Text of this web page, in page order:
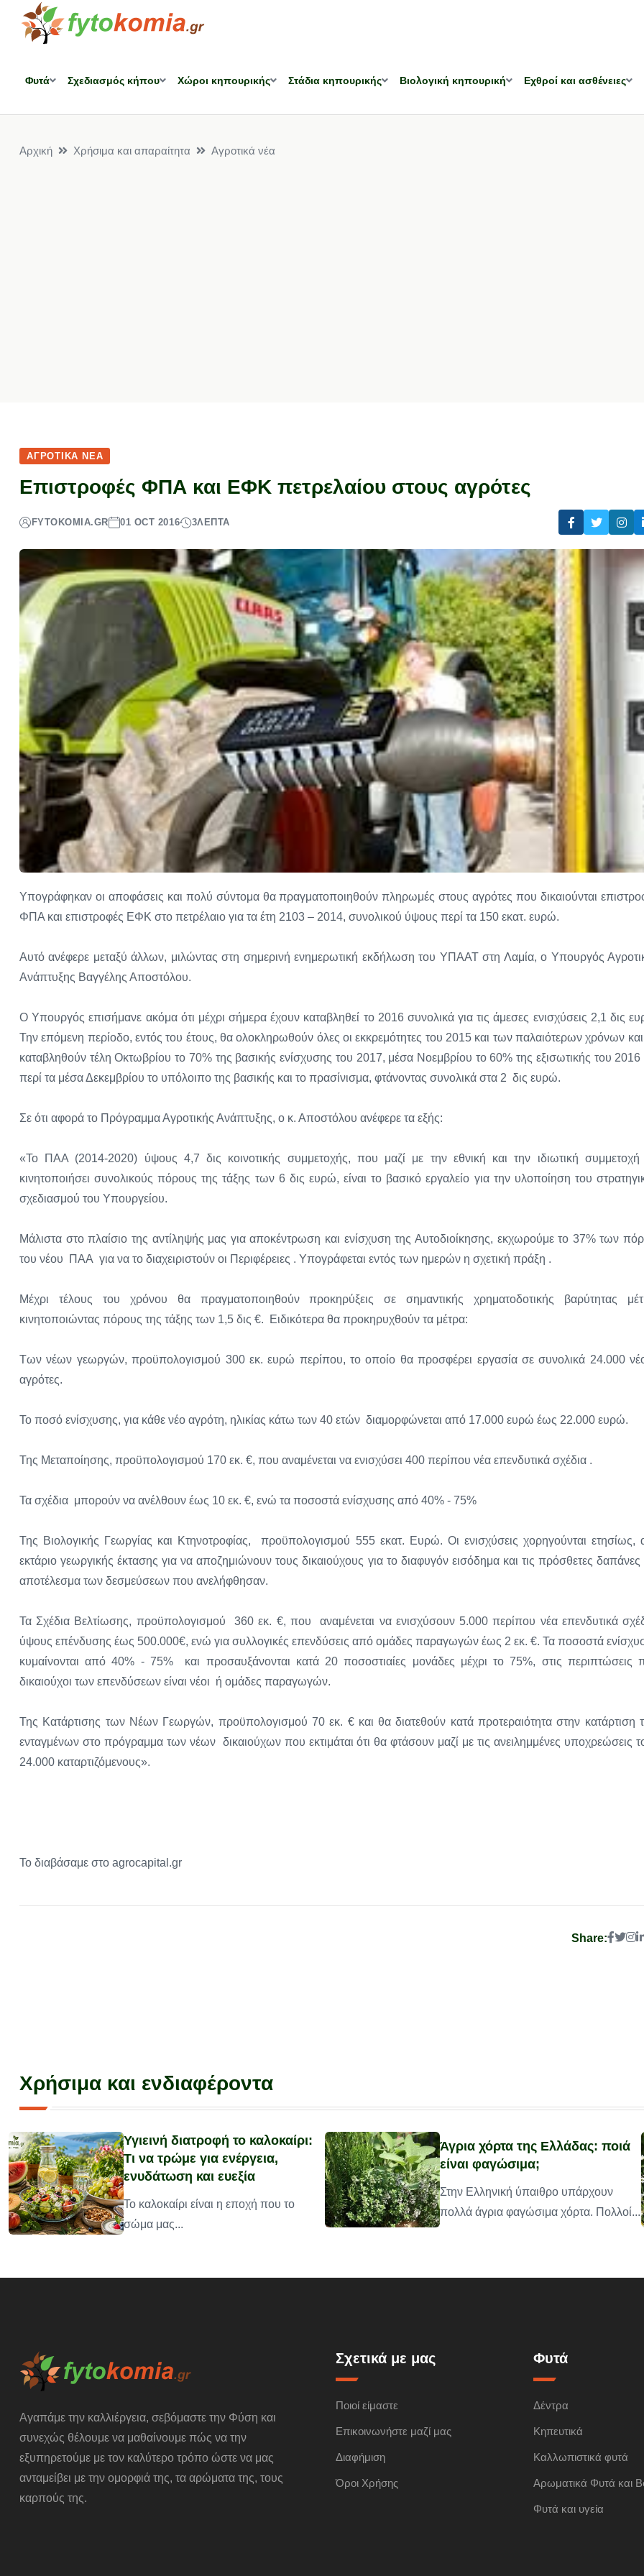
Φυτά Σχεδιασμός κήπου Χώροι κηπουρικής Στάδια κηπουρικής Βιολογική κηπουρική Εχθροί και ασθένειες
Αρχική Χρήσιμα και απαραίτητα Αγροτικά νέα
ΑΓΡΟΤΙΚΆ ΝΈΑ
Επιστροφές ΦΠΑ και ΕΦΚ πετρελαίου στους αγρότες
FYTOKOMIA.GR 01 OCT 2016 3ΛΕΠΤΆ
Υπογράφηκαν οι αποφάσεις και πολύ σύντομα θα πραγματοποιηθούν πληρωμές στους αγρότες που δικαιούνται
ΦΠΑ και επιστροφές ΕΦΚ στο πετρέλαιο για τα έτη 2103 – 2014, συνολικού ύψους περί τα 150 εκατ. ευρώ.
Αυτό ανέφερε μεταξύ άλλων, μιλώντας στη σημερινή ενημερωτική εκδήλωση του ΥΠΑΑΤ στη Λαμία, ο Υπουργός
Ανάπτυξης Βαγγέλης Αποστόλου.
Ο Υπουργός επισήμανε ακόμα ότι μέχρι σήμερα έχουν καταβληθεί το 2016 συνολικά για τις άμεσες ενισχύσεις 2,1 δις
Την επόμενη περίοδο, εντός του έτους, θα ολοκληρωθούν όλες οι εκκρεμότητες του 2015 και των παλαιότερων χρόνων
καταβληθούν τέλη Οκτωβρίου το 70% της βασικής ενίσχυσης του 2017, μέσα Νοεμβρίου το 60% της εξισωτικής του 2016
περί τα μέσα Δεκεμβρίου το υπόλοιπο της βασικής και το πρασίνισμα, φτάνοντας συνολικά στα 2 δις ευρώ.
Σε ότι αφορά το Πρόγραμμα Αγροτικής Ανάπτυξης, ο κ. Αποστόλου ανέφερε τα εξής:
«Το ΠΑΑ (2014-2020) ύψους 4,7 δις κοινοτικής συμμετοχής, που μαζί με την εθνική και την ιδιωτική
κινητοποιήσει συνολικούς πόρους της τάξης των 6 δις ευρώ, είναι το βασικό εργαλείο για την υλοποίηση του
σχεδιασμού του Υπουργείου.
Μάλιστα στο πλαίσιο της αντίληψής μας για αποκέντρωση και ενίσχυση της Αυτοδιοίκησης, εκχωρούμε το 37% των
του νέου ΠΑΑ για να το διαχειριστούν οι Περιφέρειες . Υπογράφεται εντός των ημερών η σχετική πράξη .
Μέχρι τέλους του χρόνου θα πραγματοποιηθούν προκηρύξεις σε σημαντικής χρηματοδοτικής βαρύτητας
κινητοποιώντας πόρους της τάξης των 1,5 δις €. Ειδικότερα θα προκηρυχθούν τα μέτρα:
Των νέων γεωργών, προϋπολογισμού 300 εκ. ευρώ περίπου, το οποίο θα προσφέρει εργασία σε συνολικά 24.000
αγρότες.
Το ποσό ενίσχυσης, για κάθε νέο αγρότη, ηλικίας κάτω των 40 ετών διαμορφώνεται από 17.000 ευρώ έως 22.000 ευρώ.
Της Μεταποίησης, προϋπολογισμού 170 εκ. €, που αναμένεται να ενισχύσει 400 περίπου νέα επενδυτικά σχέδια .
Τα σχέδια μπορούν να ανέλθουν έως 10 εκ. €, ενώ τα ποσοστά ενίσχυσης από 40% - 75%
Της Βιολογικής Γεωργίας και Κτηνοτροφίας, προϋπολογισμού 555 εκατ. Ευρώ. Οι ενισχύσεις χορηγούνται ετησίως,
εκτάριο γεωργικής έκτασης για να αποζημιώνουν τους δικαιούχους για το διαφυγόν εισόδημα και τις πρόσθετες
αποτέλεσμα των δεσμεύσεων που ανελήφθησαν.
Τα Σχέδια Βελτίωσης, προϋπολογισμού 360 εκ. €, που αναμένεται να ενισχύσουν 5.000 περίπου νέα επενδυτικά
ύψους επένδυσης έως 500.000€, ενώ για συλλογικές επενδύσεις από ομάδες παραγωγών έως 2 εκ. €. Τα ποσοστά
κυμαίνονται από 40% - 75% και προσαυξάνονται κατά 20 ποσοστιαίες μονάδες μέχρι το 75%, στις περιπτώσεις
δικαιούχοι των επενδύσεων είναι νέοι ή ομάδες παραγωγών.
Της Κατάρτισης των Νέων Γεωργών, προϋπολογισμού 70 εκ. € και θα διατεθούν κατά προτεραιότητα στην κατάρτιση
ενταγμένων στο πρόγραμμα των νέων δικαιούχων που εκτιμάται ότι θα φτάσουν μαζί με τις ανειλημμένες υποχρεώσεις
24.000 καταρτιζόμενους».
Το διαβάσαμε στο agrocapital.gr
Share:
Χρήσιμα και ενδιαφέροντα
Υγιεινή διατροφή το καλοκαίρι:
Τι να τρώμε για ενέργεια,
ενυδάτωση και ευεξία
Το καλοκαίρι είναι η εποχή που το
σώμα μας...
Άγρια χόρτα της Ελλάδας: ποιά
είναι φαγώσιμα;
Στην Ελληνική ύπαιθρο υπάρχουν
πολλά άγρια φαγώσιμα χόρτα. Πολλοί...
Αγαπάμε την καλλιέργεια, σεβόμαστε την Φύση και
συνεχώς θέλουμε να μαθαίνουμε πώς να την
εξυπηρετούμε με τον καλύτερο τρόπο ώστε να μας
ανταμείβει με την ομορφιά της, τα αρώματα της, τους
καρπούς της.
Σχετικά με μας
Ποιοί είμαστε
Επικοινωνήστε μαζί μας
Διαφήμιση
Όροι Χρήσης
Φυτά
Δέντρα
Κηπευτικά
Καλλωπιστικά φυτά
Αρωματικά Φυτά και
Φυτά και υγεία